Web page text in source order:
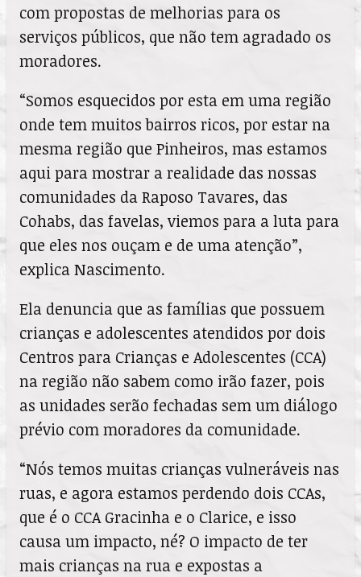
com propostas de melhorias para os
serviços públicos, que não tem agradado os
moradores.
“Somos esquecidos por esta em uma região
onde tem muitos bairros ricos, por estar na
mesma região que Pinheiros, mas estamos
aqui para mostrar a realidade das nossas
comunidades da Raposo Tavares, das
Cohabs, das favelas, viemos para a luta para
que eles nos ouçam e de uma atenção”,
explica Nascimento.
Ela denuncia que as famílias que possuem
crianças e adolescentes atendidos por dois
Centros para Crianças e Adolescentes (CCA)
na região não sabem como irão fazer, pois
as unidades serão fechadas sem um diálogo
prévio com moradores da comunidade.
“Nós temos muitas crianças vulneráveis nas
ruas, e agora estamos perdendo dois CCAs,
que é o CCA Gracinha e o Clarice, e isso
causa um impacto, né? O impacto de ter
mais crianças na rua e expostas a